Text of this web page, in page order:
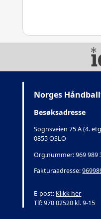
Norges
Besøksadresse
Sognsveien 75 A (4.
0855 OSLO
Org.nummer: 969 989
Fakturaadresse:
E-post: Klikk her
Tlf: 970 02520 kl. 9-15